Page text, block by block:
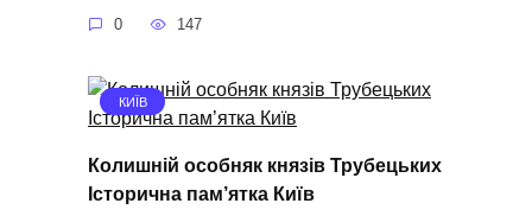
0 147
КИЇВ
Колишній особняк князів Трубецьких
Історична пам’ятка Київ